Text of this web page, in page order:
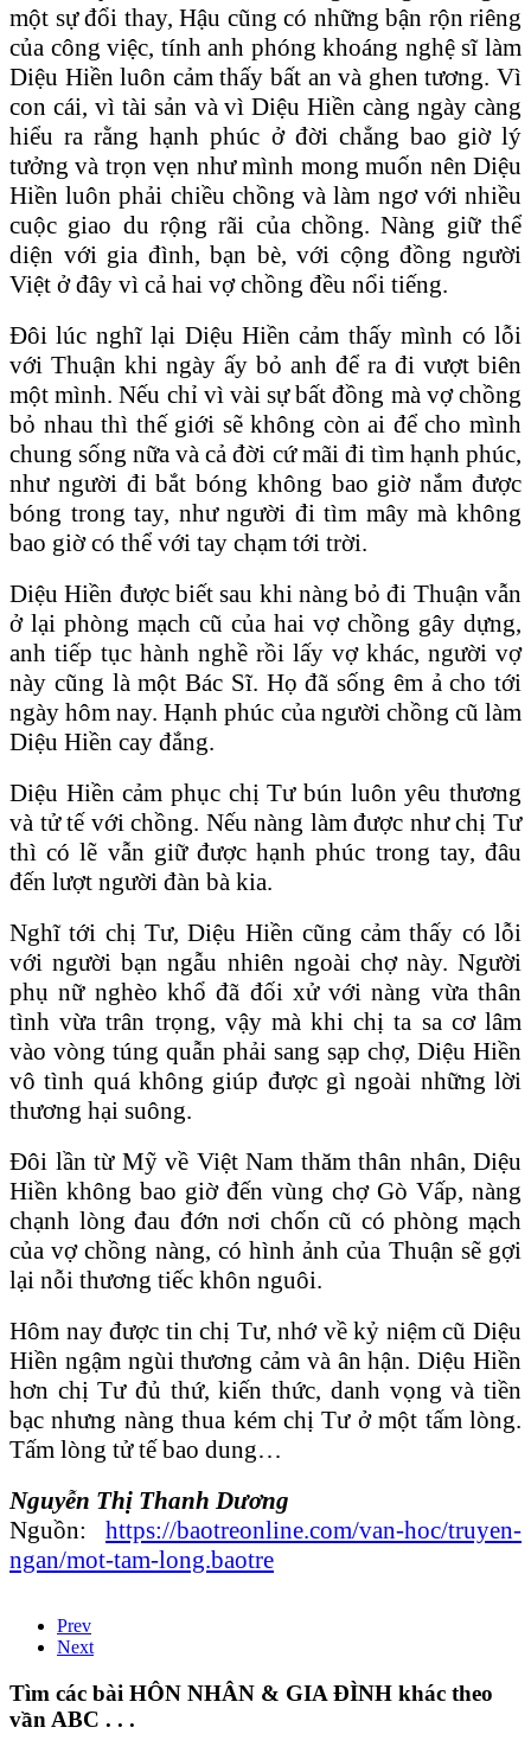
một sự đổi thay, Hậu cũng có những bận rộn riêng
của công việc, tính anh phóng khoáng nghệ sĩ làm
Diệu Hiền luôn cảm thấy bất an và ghen tương. Vì
con cái, vì tài sản và vì Diệu Hiền càng ngày càng
hiểu ra rằng hạnh phúc ở đời chẳng bao giờ lý
tưởng và trọn vẹn như mình mong muốn nên Diệu
Hiền luôn phải chiều chồng và làm ngơ với nhiều
cuộc giao du rộng rãi của chồng. Nàng giữ thể
diện với gia đình, bạn bè, với cộng đồng người
Việt ở đây vì cả hai vợ chồng đều nổi tiếng.
Đôi lúc nghĩ lại Diệu Hiền cảm thấy mình có lỗi
với Thuận khi ngày ấy bỏ anh để ra đi vượt biên
một mình. Nếu chỉ vì vài sự bất đồng mà vợ chồng
bỏ nhau thì thế giới sẽ không còn ai để cho mình
chung sống nữa và cả đời cứ mãi đi tìm hạnh phúc,
như người đi bắt bóng không bao giờ nắm được
bóng trong tay, như người đi tìm mây mà không
bao giờ có thể với tay chạm tới trời.
Diệu Hiền được biết sau khi nàng bỏ đi Thuận vẫn
ở lại phòng mạch cũ của hai vợ chồng gây dựng,
anh tiếp tục hành nghề rồi lấy vợ khác, người vợ
này cũng là một Bác Sĩ. Họ đã sống êm ả cho tới
ngày hôm nay. Hạnh phúc của người chồng cũ làm
Diệu Hiền cay đắng.
Diệu Hiền cảm phục chị Tư bún luôn yêu thương
và tử tế với chồng. Nếu nàng làm được như chị Tư
thì có lẽ vẫn giữ được hạnh phúc trong tay, đâu
đến lượt người đàn bà kia.
Nghĩ tới chị Tư, Diệu Hiền cũng cảm thấy có lỗi
với người bạn ngẫu nhiên ngoài chợ này. Người
phụ nữ nghèo khổ đã đối xử với nàng vừa thân
tình vừa trân trọng, vậy mà khi chị ta sa cơ lâm
vào vòng túng quẫn phải sang sạp chợ, Diệu Hiền
vô tình quá không giúp được gì ngoài những lời
thương hại suông.
Đôi lần từ Mỹ về Việt Nam thăm thân nhân, Diệu
Hiền không bao giờ đến vùng chợ Gò Vấp, nàng
chạnh lòng đau đớn nơi chốn cũ có phòng mạch
của vợ chồng nàng, có hình ảnh của Thuận sẽ gợi
lại nỗi thương tiếc khôn nguôi.
Hôm nay được tin chị Tư, nhớ về kỷ niệm cũ Diệu
Hiền ngậm ngùi thương cảm và ân hận. Diệu Hiền
hơn chị Tư đủ thứ, kiến thức, danh vọng và tiền
bạc nhưng nàng thua kém chị Tư ở một tấm lòng.
Tấm lòng tử tế bao dung…
Nguyễn Thị Thanh Dương
Nguồn: https://baotreonline.com/van-hoc/truyen-
ngan/mot-tam-long.baotre
Prev
Next
Tìm các bài HÔN NHÂN & GIA ĐÌNH khác theo
vần ABC . . .